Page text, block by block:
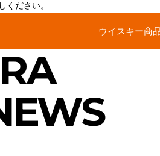
ください。
ウイスキー商